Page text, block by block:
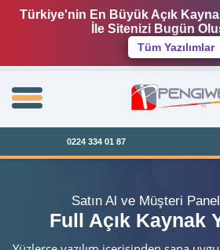
Türkiye'nin En Büyük Açık
İle Sitenizi Bugün
Tüm Yazılımlar
0224 334 01 87
Satın Al ve Müşteri
Full Açık Kaynak